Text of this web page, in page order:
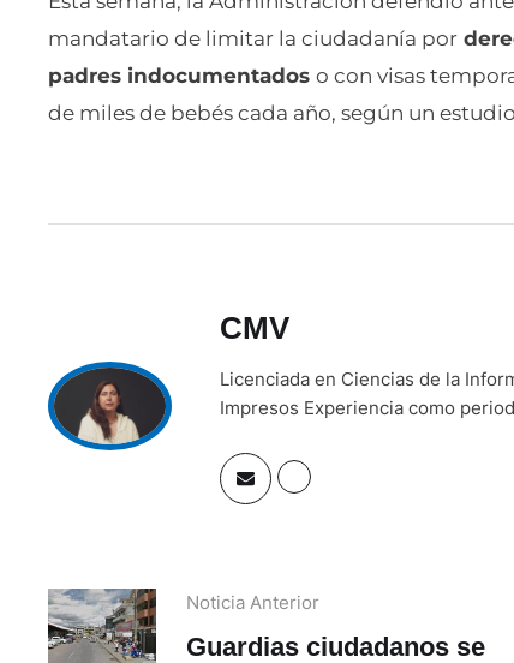
mandatario de limitar la ciudadanía por
padres indocumentados o con visas
de miles de bebés cada año, según un
CMV
Licenciada en Ciencias de la
Impresos Experiencia como
Noticia Anterior
Guardias ciudadanos se